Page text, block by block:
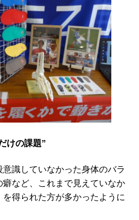
けの課題”
識していなかった身体のバラ
癖など、これまで見えていなか
得られた方が多かったように